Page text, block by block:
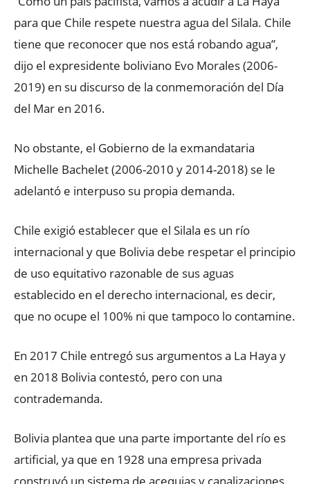
para que Chile respete nuestra agua del Silala. Chile
tiene que reconocer que nos está robando agua”,
dijo el expresidente boliviano Evo Morales (2006-
2019) en su discurso de la conmemoración del Día
del Mar en 2016.
No obstante, el Gobierno de la exmandataria
Michelle Bachelet (2006-2010 y 2014-2018) se le
adelantó e interpuso su propia demanda.
Chile exigió establecer que el Silala es un río
internacional y que Bolivia debe respetar el principio
de uso equitativo razonable de sus aguas
establecido en el derecho internacional, es decir,
que no ocupe el 100% ni que tampoco lo contamine.
En 2017 Chile entregó sus argumentos a La Haya y
en 2018 Bolivia contestó, pero con una
contrademanda.
Bolivia plantea que una parte importante del río es
artificial, ya que en 1928 una empresa privada
construyó un sistema de acequias y canalizaciones